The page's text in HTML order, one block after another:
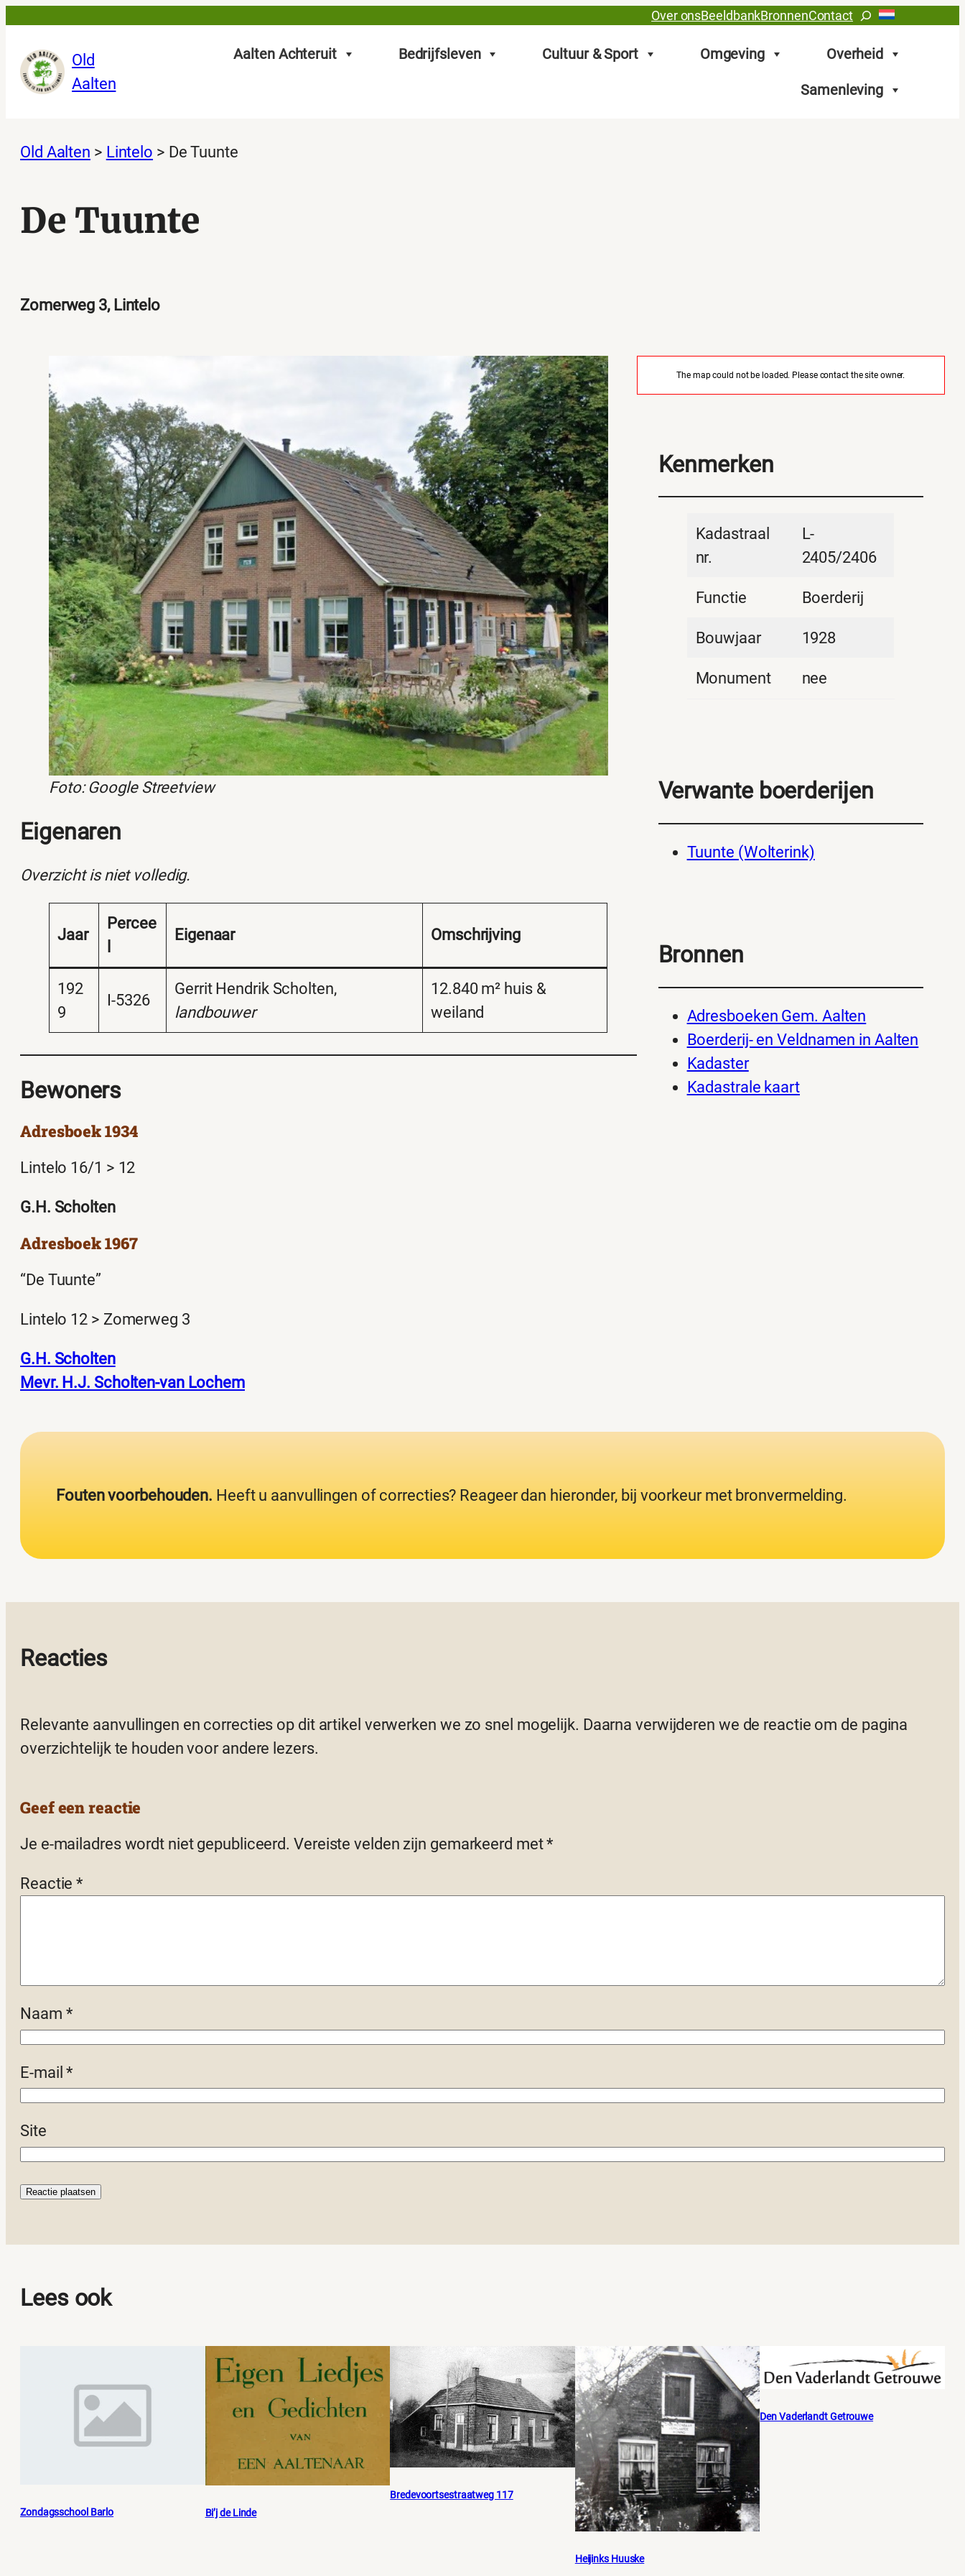
de
inhoud
Over onsBeeldbankBronnenContactZoeken
Old
Aalten
Aalten Achteruit Bedrijfsleven Cultuur & Sport Omgeving Overheid
Samenleving
Old Aalten > Lintelo > De Tuunte
De Tuunte
Zomerweg 3, Lintelo
Foto: Google Streetview
Eigenaren
Overzicht is niet volledig.
Jaar
Percee
Eigenaar Omschrijving
192
9
I-5326
Gerrit Hendrik Scholten,
landbouwer
12.840 m² huis &
weiland
Bewoners
Adresboek 1934
Lintelo 16/1 > 12
G.H. Scholten
Adresboek 1967
“De Tuunte”
Lintelo 12 > Zomerweg 3
G.H. Scholten
Mevr. H.J. Scholten-van Lochem
The map could not be loaded. Please contact the site owner.
Kenmerken
Kadastraal
nr.
L-
2405/2406
Functie Boerderij
Bouwjaar 1928
Monument nee
Verwante boerderijen
Tuunte (Wolterink)
Bronnen
Adresboeken Gem. Aalten
Boerderij- en Veldnamen in Aalten
Kadaster
Kadastrale kaart
Fouten voorbehouden. Heeft u aanvullingen of correcties? Reageer dan hieronder, bij voorkeur met bronvermelding.
Reacties
Relevante aanvullingen en correcties op dit artikel verwerken we zo snel mogelijk. Daarna verwijderen we de reactie om de pagina
overzichtelijk te houden voor andere lezers.
Geef een reactie
Je e-mailadres wordt niet gepubliceerd. Vereiste velden zijn gemarkeerd met*
Reactie*
Naam *
E-mail*
Site
Lees ook
Zondagsschool Barlo Bi’j de Linde
Bredevoortsestraatweg 117
Heijinks Huuske
Den Vaderlandt Getrouwe